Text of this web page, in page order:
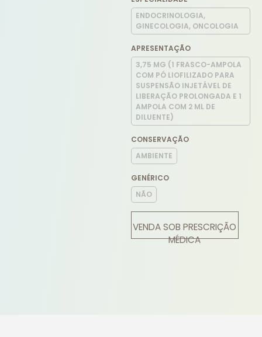
ENDOCRINOLOGIA,
GINECOLOGIA, ONCOLOGIA
APRESENTAÇÃO
3,75 MG (1 FRASCO-AMPOLA
COM PÓ LIOFILIZADO PARA
SUSPENSÃO INJETÁVEL DE
LIBERAÇÃO PROLONGADA E 1
AMPOLA COM 2 ML DE
DILUENTE)
CONSERVAÇÃO
AMBIENTE
GENÉRICO
NÃO
VENDA SOB PRESCRIÇÃO
MÉDICA